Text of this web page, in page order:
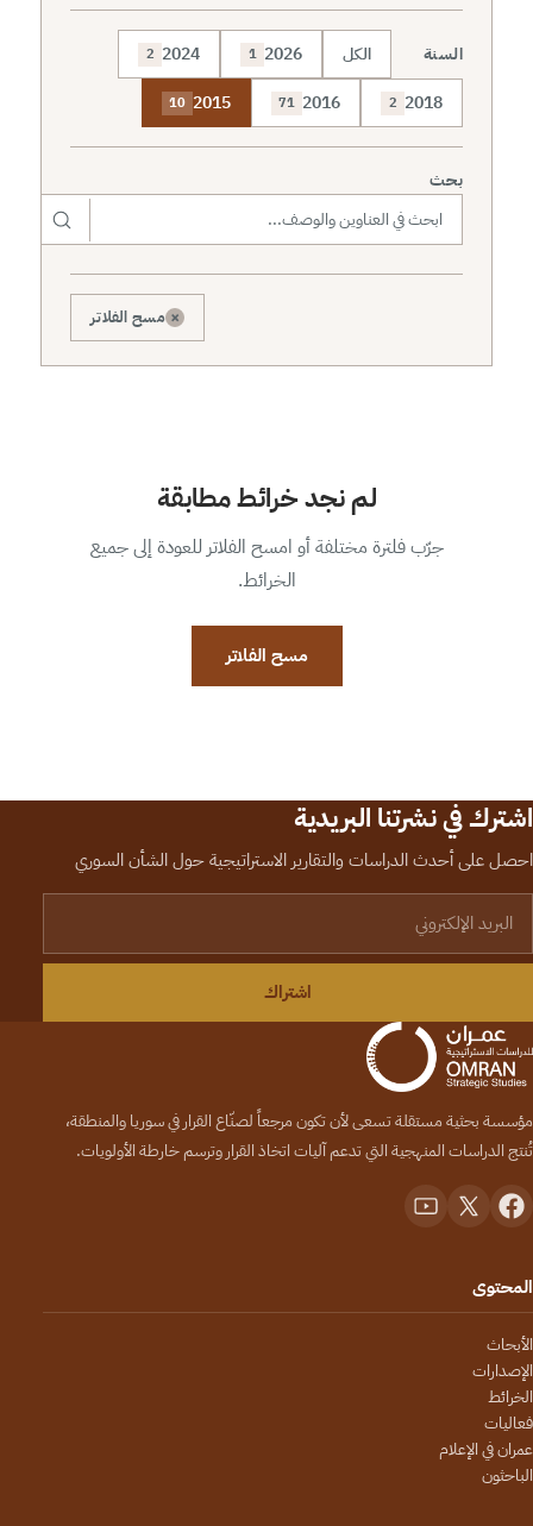
السنة الكل 2026
1
2024
2
2018
2
2016
71
2015
10
بحث
× مسح الفلاتر
لم نجد خرائط مطابقة
جرّب فلترة مختلفة أو امسح الفلاتر للعودة إلى جميع
الخرائط.
مسح الفلاتر
اشترك في نشرتنا البريدية
احصل على أحدث الدراسات والتقارير الاستراتيجية حول الشأن السوري
اشتراك
مؤسسة بحثية مستقلة تسعى لأن تكون مرجعاً لصنّاع القرار في سوريا والمنطقة،
تُنتج الدراسات المنهجية التي تدعم آليات اتخاذ القرار وترسم خارطة الأولويات.
المحتوى
الأبحاث
الإصدارات
الخرائط
فعاليات
عمران في الإعلام
الباحثون